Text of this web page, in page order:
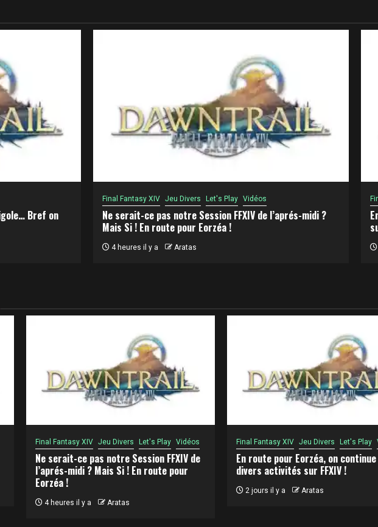
Bref on
Final Fantasy XIV Jeu Divers Let's Play Vidéos
Ne serait-ce pas notre Session FFXIV de l’aprés-midi ?
Mais Si ! En route pour Eorzéa !
4 heures il y a Aratas
Final Fantasy XIV Jeu Divers Let's Play Vidéos
Ne serait-ce pas notre Session FFXIV de
l’aprés-midi ? Mais Si ! En route pour
Eorzéa !
4 heures il y a Aratas
Final Fantasy XIV Jeu Divers Let's Play
En route pour Eorzéa, on
divers activités sur FFXIV !
2 jours il y a Aratas